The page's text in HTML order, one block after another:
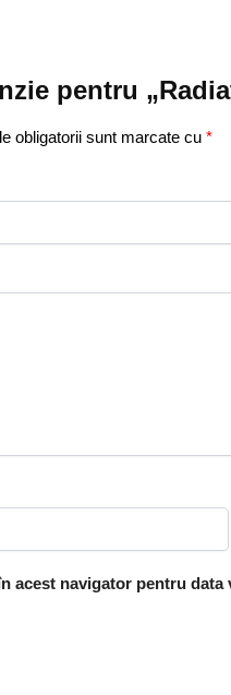
pentru
obligatorii sunt marcate cu *
acest navigator pentru